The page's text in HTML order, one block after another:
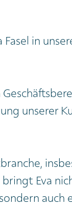
in
unserer
Eva
auch